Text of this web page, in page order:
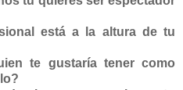
está a la altura de tu
te gustaría tener como